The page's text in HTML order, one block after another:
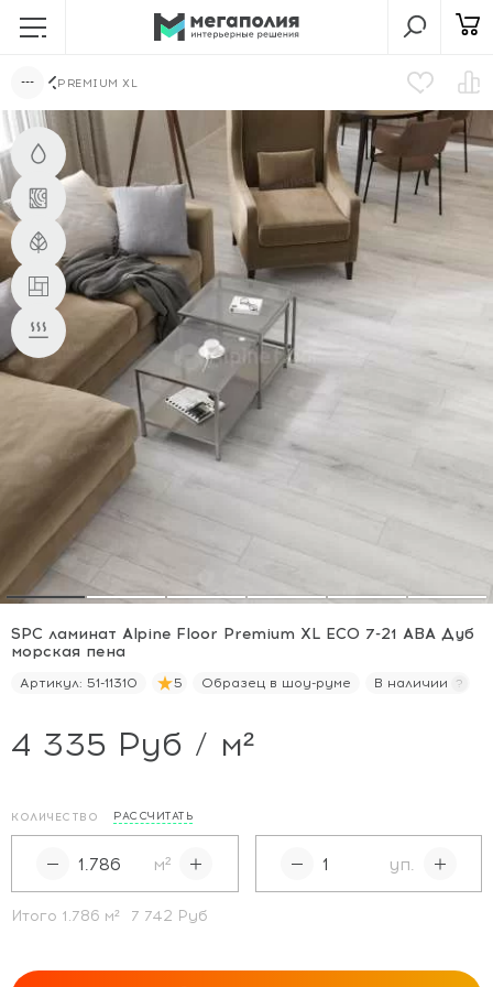
PREMIUM XL
SPC ламинат Alpine Floor Premium XL ECO 7-21 ABA Дуб
морская пена
Артикул: 51-11310 5 Образец в шоу-руме В наличии
4 335 Руб / м²
КОЛИЧЕСТВО РАССЧИТАТЬ
м² уп.
Итого 1.786 м² 7 742 Руб